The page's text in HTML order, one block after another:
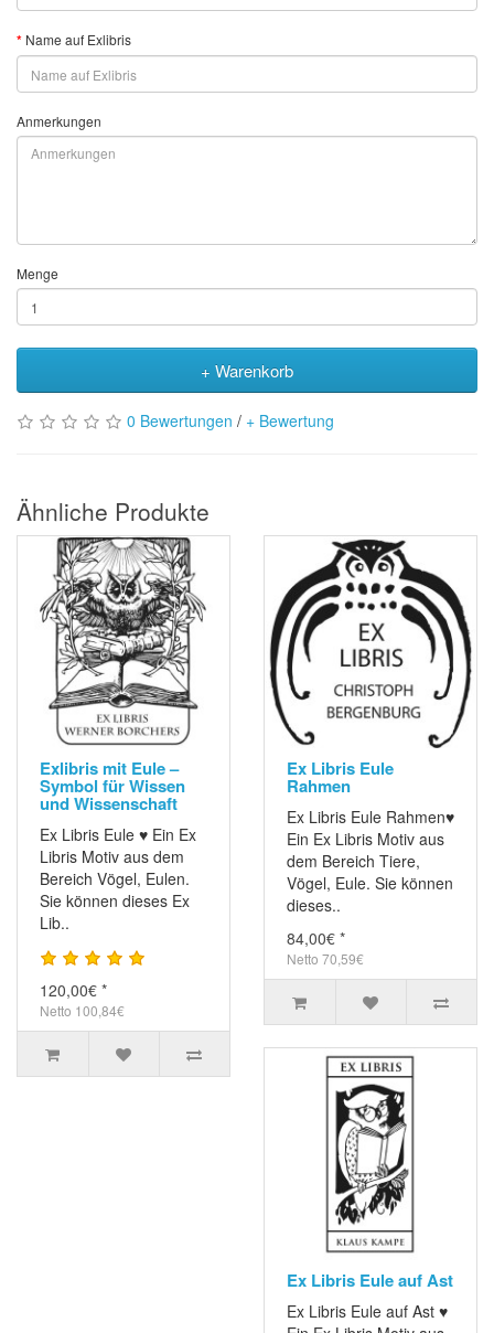
Name auf Exlibris
Anmerkungen
Menge
+ Warenkorb
0 Bewertungen / + Bewertung
Ähnliche Produkte
Exlibris mit Eule –
Symbol für Wissen
und Wissenschaft
Ex Libris Eule ♥ Ein Ex
Libris Motiv aus dem
Bereich Vögel, Eulen.
Sie können dieses Ex
Lib..
120,00€ *
Netto 100,84€
Ex Libris Eule
Rahmen
Ex Libris Eule Rahmen♥
Ein Ex Libris Motiv aus
dem Bereich Tiere,
Vögel, Eule. Sie können
dieses..
84,00€ *
Netto 70,59€
Ex Libris Eule auf Ast
Ex Libris Eule auf Ast ♥